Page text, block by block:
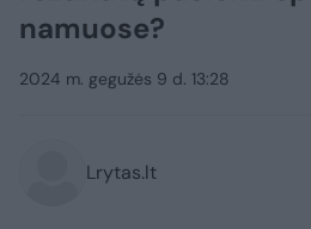
namuose?
2024 m. gegužės 9 d. 13:28
Lrytas.lt